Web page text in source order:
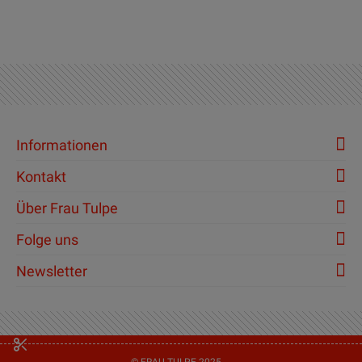
Informationen
Kontakt
Über Frau Tulpe
Folge uns
Newsletter